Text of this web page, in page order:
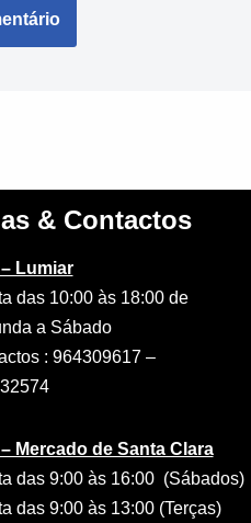
& Contactos
Lumiar
das 10:00 às 18:00 de
a Sábado
: 964309617 –
Mercado de Santa Clara
das 9:00 às 16:00 (Sábados)
das 9:00 às 13:00 (Terças)